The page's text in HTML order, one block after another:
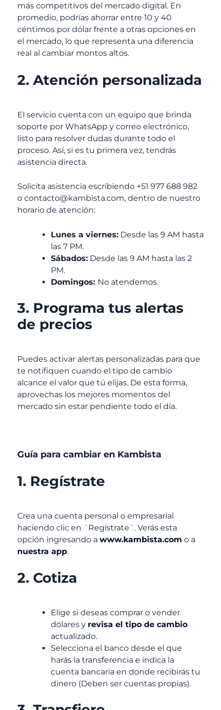
más competitivos del mercado digital. En
promedio, podrías ahorrar entre 10 y 40
céntimos por dólar frente a otras opciones en
el mercado, lo que representa una diferencia
real al cambiar montos altos.
2. Atención personalizada
El servicio cuenta con un equipo que brinda
soporte por WhatsApp y correo electrónico,
listo para resolver dudas durante todo el
proceso. Así, si es tu primera vez, tendrás
asistencia directa.
Solicita asistencia escribiendo +51 977 688 982
o contacto@kambista.com, dentro de nuestro
horario de atención:
Lunes a viernes: Desde las 9 AM hasta
las 7 PM.
Sábados: Desde las 9 AM hasta las 2
PM.
Domingos: No atendemos.
3. Programa tus alertas
de precios
Puedes activar alertas personalizadas para que
te notifiquen cuando el tipo de cambio
alcance el valor que tú elijas. De esta forma,
aprovechas los mejores momentos del
mercado sin estar pendiente todo el día.
Guía para cambiar en Kambista
1. Regístrate
Crea una cuenta personal o empresarial
haciendo clic en ¨Regístrate¨. Verás esta
opción ingresando a www.kambista.com o a
nuestra app.
2. Cotiza
Elige si deseas comprar o vender
dólares y revisa el tipo de cambio
actualizado.
Selecciona el banco desde el que
harás la transferencia e indica la
cuenta bancaria en donde recibirás tu
dinero (Deben ser cuentas propias).